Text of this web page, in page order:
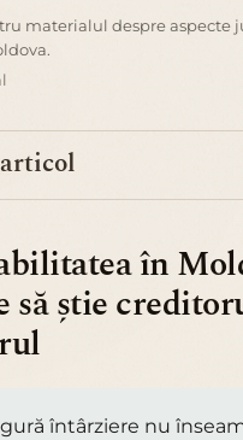
materialul despre aspecte
în
să știe
întârziere nu